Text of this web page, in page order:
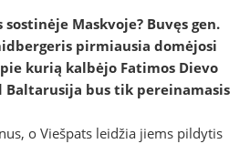
Maskvoje? Buvęs gen.
pirmiausia domėjosi
kurią kalbėjo Fatimos Dievo
Baltarusija bus tik pereinamasis
o Viešpats leidžia jiems pildytis